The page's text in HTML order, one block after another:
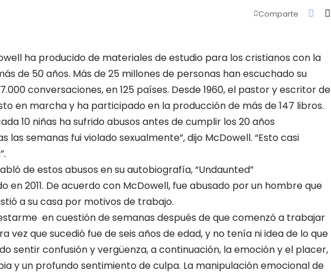
Comparte
ha producido de materiales de estudio para los cristianos con la
de 50 años. Más de 25 millones de personas han escuchado su
conversaciones, en 125 países. Desde 1960, el pastor y escritor de
en marcha y ha participado en la producción de más de 147 libros.
10 niñas ha sufrido abusos antes de cumplir los 20 años
las semanas fui violado sexualmente”, dijo McDowell. “Esto casi
de estos abusos en su autobiografía, “Undaunted”
en 2011. De acuerdo con McDowell, fue abusado por un hombre que
a su casa por motivos de trabajo.
en cuestión de semanas después de que comenzó a trabajar
vez que sucedió fue de seis años de edad, y no tenía ni idea de lo que
sentir confusión y vergüenza, a continuación, la emoción y el placer,
y un profundo sentimiento de culpa. La manipulación emocional de